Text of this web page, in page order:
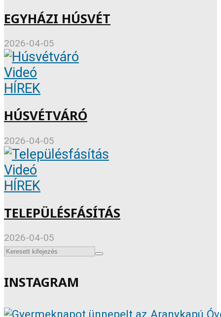
EGYHÁZI HÚSVÉT
2026-04-05
Videó
HÍREK
HÚSVÉTVÁRÓ
2026-04-05
Videó
HÍREK
TELEPÜLÉSFÁSÍTÁS
2026-04-05
INSTAGRAM